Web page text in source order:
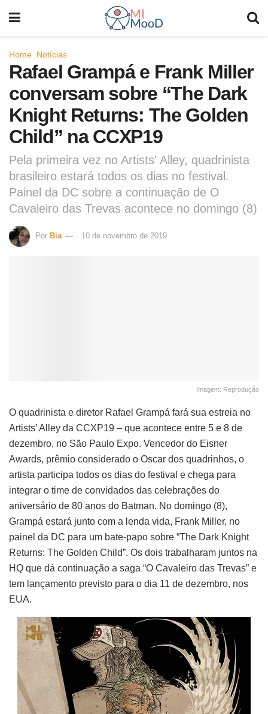
Home Notícias
Rafael Grampá e Frank Miller
conversam sobre “The Dark
Knight Returns: The Golden
Child” na CCXP19
Pela primeira vez no Artists' Alley, quadrinista
brasileiro estará todos os dias no festival.
Painel da DC sobre a continuação de O
Cavaleiro das Trevas acontece no domingo (8)
Por Bia 10 de novembro de 2019
Imagem: Reprodução
O quadrinista e diretor Rafael Grampá fará sua estreia no
Artists’ Alley da CCXP19 – que acontece entre 5 e 8 de
dezembro, no São Paulo Expo. Vencedor do Eisner
Awards, prêmio considerado o Oscar dos quadrinhos, o
artista participa todos os dias do festival e chega para
integrar o time de convidados das celebrações do
aniversário de 80 anos do Batman. No domingo (8),
Grampá estará junto com a lenda vida, Frank Miller, no
painel da DC para um bate-papo sobre “The Dark Knight
Returns: The Golden Child”. Os dois trabalharam juntos na
HQ que dá continuação a saga “O Cavaleiro das Trevas” e
tem lançamento previsto para o dia 11 de dezembro, nos
EUA.